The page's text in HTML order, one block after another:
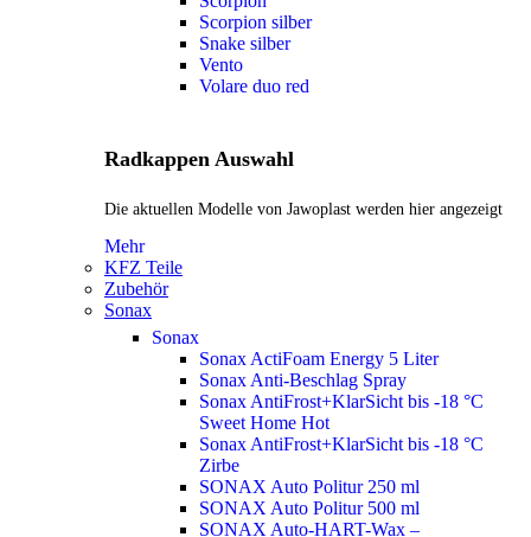
Scorpion silber
Snake silber
Vento
Volare duo red
Radkappen Auswahl
Die aktuellen Modelle von Jawoplast werden hier angezeigt
Mehr
KFZ Teile
Zubehör
Sonax
Sonax
Sonax ActiFoam Energy 5 Liter
Sonax Anti-Beschlag Spray
Sonax AntiFrost+KlarSicht bis -18 °C
Sweet Home Hot
Sonax AntiFrost+KlarSicht bis -18 °C
Zirbe
SONAX Auto Politur 250 ml
SONAX Auto Politur 500 ml
SONAX Auto-HART-Wax –